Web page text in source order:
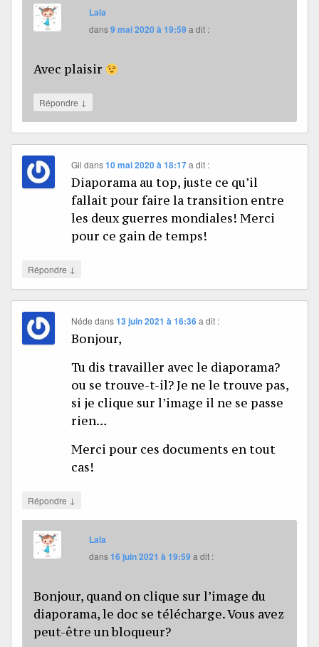
Lala
dans9 mai 2020 à 19:59 a dit :
Avec plaisir
Répondre ↓
Gil dans10 mai 2020 à 18:17 a dit :
Diaporama au top, juste ce qu’il
fallait pour faire la transition entre
les deux guerres mondiales! Merci
pour ce gain de temps!
Répondre ↓
Néde dans13 juin 2021 à 16:36 a dit :
Bonjour,
Tu dis travailler avec le diaporama?
ou se trouve-t-il? Je ne le trouve pas,
si je clique sur l’image il ne se passe
rien…
Merci pour ces documents en tout
cas!
Répondre ↓
Lala
dans16 juin 2021 à 19:59 a dit :
Bonjour, quand on clique sur l’image du
diaporama, le doc se télécharge. Vous avez
peut-être un bloqueur?